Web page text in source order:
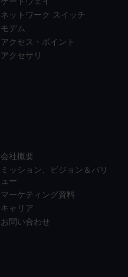
ネットワーク スイッチ
モデム
アクセス・ポイント
アクセサリ
会社概要
ミッション、ビジョン＆バリ
ュー
マーケティング資料
キャリア
お問い合わせ